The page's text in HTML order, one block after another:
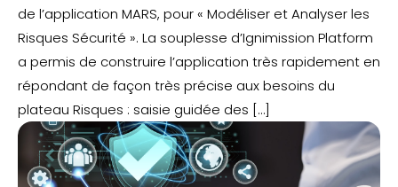
de l’application MARS, pour « Modéliser et Analyser les
Risques Sécurité ». La souplesse d’Ignimission Platform
a permis de construire l’application très rapidement en
répondant de façon très précise aux besoins du
plateau Risques : saisie guidée des […]